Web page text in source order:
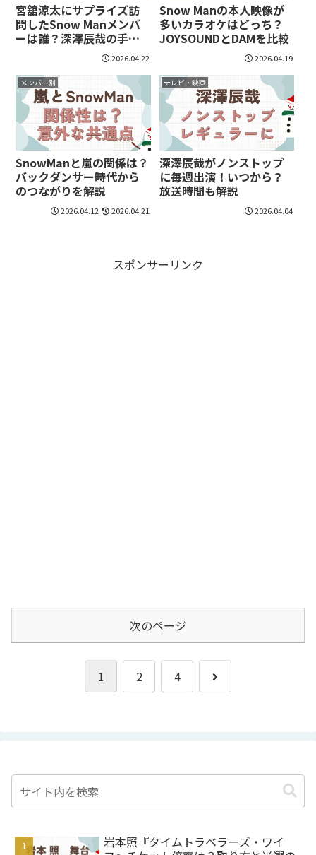
宮舘涼太にサプライズ訪
問したSnow Manメンバ
ーは誰？深澤辰哉の手紙
エピソードが話題 2026.04.22
Snow Manの本人映像が
多いカラオケはどっち？
JOYSOUNDとDAMを比較
2026.04.19
メンバー別
SnowManと嵐の関係は？
バックダンサー時代から
のつながりを解説
2026.04.12 2026.04.21
テレビ・映画
深澤辰哉がノンストップ
に毎週出演！いつから？
放送時間も解説
2026.04.04
スポンサーリンク
次のページ
1 2 4
次
岩本照『タイムトラベラーズ・ワイ